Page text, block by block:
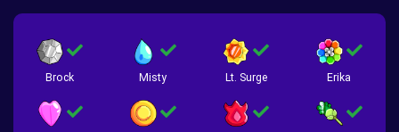
Brock Misty Lt. Surge Erika